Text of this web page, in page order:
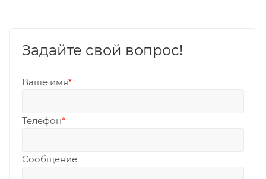
Задайте свой вопрос!
Ваше имя*
Телефон*
Сообщение